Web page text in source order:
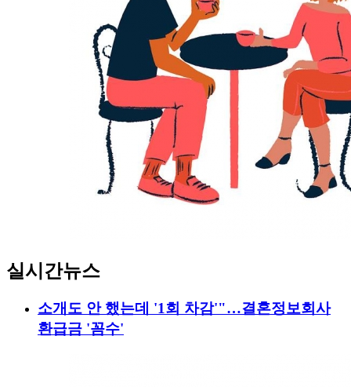
실시간뉴스
소개도 안 했는데 '1회 차감'"…결혼정보회사
환급금 '꼼수'